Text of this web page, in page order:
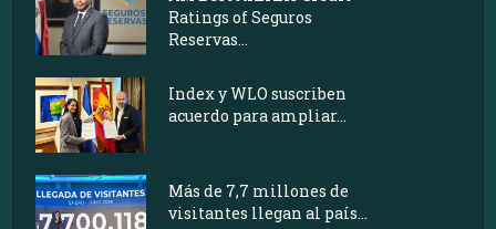
Ratings of Seguros
Reservas...
Index y WLO suscriben
acuerdo para ampliar...
Más de 7,7 millones de
visitantes llegan al país...